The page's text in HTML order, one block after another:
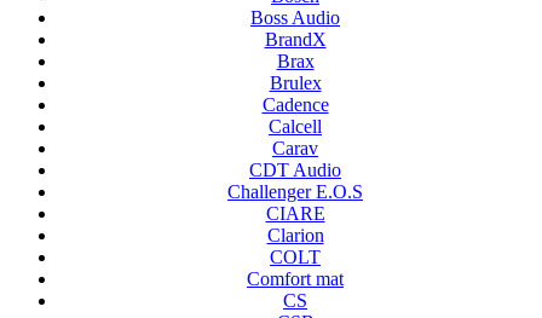
Boss Audio
BrandX
Brax
Brulex
Cadence
Calcell
Carav
CDT Audio
Challenger E.O.S
CIARE
Clarion
COLT
Comfort mat
CS